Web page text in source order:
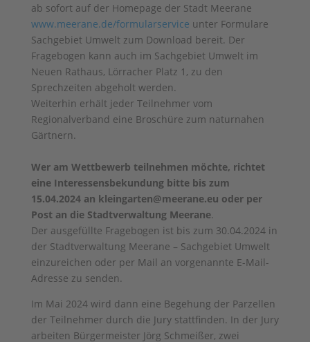
ab sofort auf der Homepage der Stadt Meerane
www.meerane.de/formularservice unter Formulare
Sachgebiet Umwelt zum Download bereit. Der
Fragebogen kann auch im Sachgebiet Umwelt im
Neuen Rathaus, Lörracher Platz 1, zu den
Sprechzeiten abgeholt werden.
Weiterhin erhält jeder Teilnehmer vom
Regionalverband eine Broschüre zum naturnahen
Gärtnern.
Wer am Wettbewerb teilnehmen möchte, richtet
eine Interessensbekundung bitte bis zum
15.04.2024 an kleingarten@meerane.eu oder per
Post an die Stadtverwaltung Meerane.
Der ausgefüllte Fragebogen ist bis zum 30.04.2024 in
der Stadtverwaltung Meerane – Sachgebiet Umwelt
einzureichen oder per Mail an vorgenannte E-Mail-
Adresse zu senden.
Im Mai 2024 wird dann eine Begehung der Parzellen
der Teilnehmer durch die Jury stattfinden. In der Jury
arbeiten Bürgermeister Jörg Schmeißer, zwei